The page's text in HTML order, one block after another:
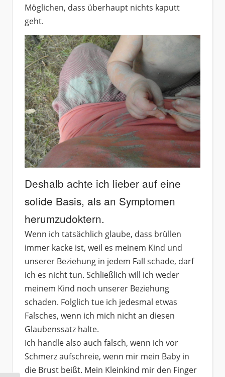
Möglichen, dass überhaupt nichts kaputt
geht.
Deshalb achte ich lieber auf eine
solide Basis, als an Symptomen
herumzudoktern.
Wenn ich tatsächlich glaube, dass brüllen
immer kacke ist, weil es meinem Kind und
unserer Beziehung in jedem Fall schade, darf
ich es nicht tun. Schließlich will ich weder
meinem Kind noch unserer Beziehung
schaden. Folglich tue ich jedesmal etwas
Falsches, wenn ich mich nicht an diesen
Glaubenssatz halte.
Ich handle also auch falsch, wenn ich vor
Schmerz aufschreie, wenn mir mein Baby in
die Brust beißt. Mein Kleinkind mir den Finger